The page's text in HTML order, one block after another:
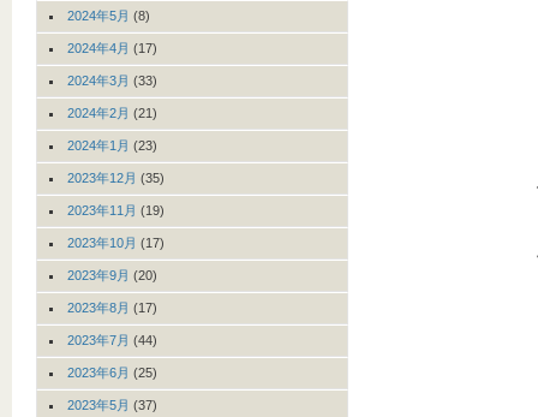
2024年5月 (8)
2024年4月 (17)
2024年3月 (33)
2024年2月 (21)
2024年1月 (23)
2023年12月 (35)
2023年11月 (19)
2023年10月 (17)
2023年9月 (20)
2023年8月 (17)
2023年7月 (44)
2023年6月 (25)
2023年5月 (37)